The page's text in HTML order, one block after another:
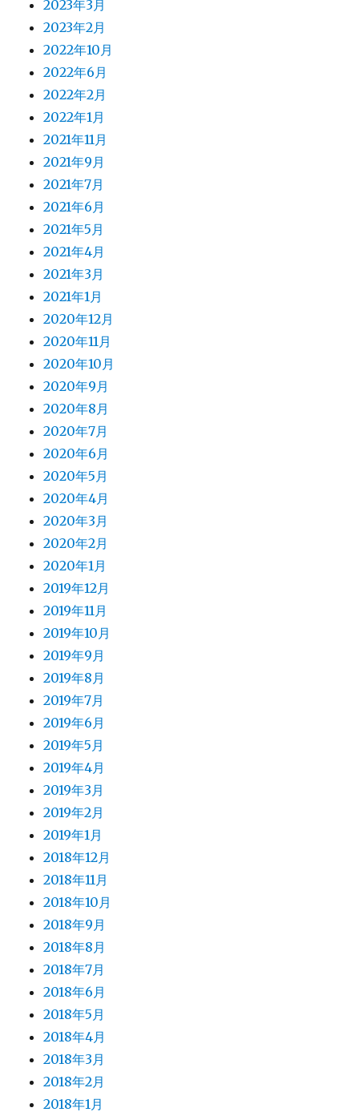
2023年3月
2023年2月
2022年10月
2022年6月
2022年2月
2022年1月
2021年11月
2021年9月
2021年7月
2021年6月
2021年5月
2021年4月
2021年3月
2021年1月
2020年12月
2020年11月
2020年10月
2020年9月
2020年8月
2020年7月
2020年6月
2020年5月
2020年4月
2020年3月
2020年2月
2020年1月
2019年12月
2019年11月
2019年10月
2019年9月
2019年8月
2019年7月
2019年6月
2019年5月
2019年4月
2019年3月
2019年2月
2019年1月
2018年12月
2018年11月
2018年10月
2018年9月
2018年8月
2018年7月
2018年6月
2018年5月
2018年4月
2018年3月
2018年2月
2018年1月